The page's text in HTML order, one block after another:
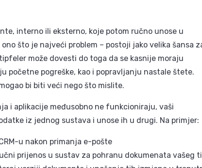
interno ili eksterno, koje potom ručno unose u
što je najveći problem – postoji jako velika šansa
može dovesti do toga da se kasnije moraju
početne pogreške, kao i popravljanju nastale štete.
bi biti veći nego što mislite.
i aplikacije međusobno ne funkcioniraju, vaši
iz jednog sustava i unose ih u drugi. Na primjer:
u nakon primanja e-pošte
prijenos u sustav za pohranu dokumenata vašeg